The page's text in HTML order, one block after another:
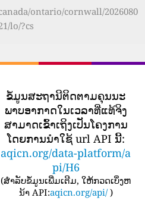
ontario/cornwall/2026080
lo/?cs
ຂໍ້​ມູນ​ສະ​ຖາ​ນີ​ຕິດ​ຕາມ​ຄຸນ​ນະ​
ພາບ​ອາ​ກາດ​ໃນ​ເວ​ລາ​ທີ່​ແທ້​ຈິງ​
ສາ​ມາດ​ເຂົ້າ​ເຖິງ​ເປັນ​ໂຄງ​ການ​
ໂດຍ​ການ​ນໍາ​ໃຊ້ url API ນີ້​:
aqicn.org/data-platform/a
pi/H6
(ສໍາລັບຂໍ້ມູນເພີ່ມເຕີມ, ໃຫ້ກວດເບິ່ງຫ
ນ້າ API:aqicn.org/api/ )